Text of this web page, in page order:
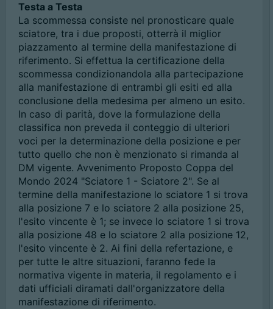
Testa a Testa
La scommessa consiste nel pronosticare quale
sciatore, tra i due proposti, otterrà il miglior
piazzamento al termine della manifestazione di
riferimento. Si effettua la certificazione della
scommessa condizionandola alla partecipazione
alla manifestazione di entrambi gli esiti ed alla
conclusione della medesima per almeno un esito.
In caso di parità, dove la formulazione della
classifica non preveda il conteggio di ulteriori
voci per la determinazione della posizione e per
tutto quello che non è menzionato si rimanda al
DM vigente. Avvenimento Proposto Coppa del
Mondo 2024 "Sciatore 1 - Sciatore 2". Se al
termine della manifestazione lo sciatore 1 si trova
alla posizione 7 e lo sciatore 2 alla posizione 25,
l'esito vincente è 1; se invece lo sciatore 1 si trova
alla posizione 48 e lo sciatore 2 alla posizione 12,
l'esito vincente è 2. Ai fini della refertazione, e
per tutte le altre situazioni, faranno fede la
normativa vigente in materia, il regolamento e i
dati ufficiali diramati dall'organizzatore della
manifestazione di riferimento.